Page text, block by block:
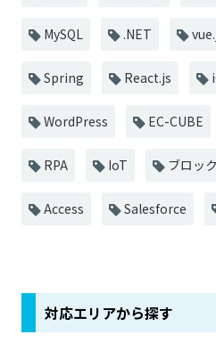
MySQL .NET
Spring React.js
WordPress EC-CUBE
RPA IoT ブロッ
Access Salesforce
対応エリアから探す